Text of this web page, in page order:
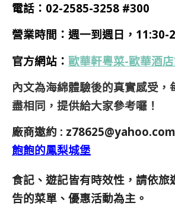
電話： 02-2585-3258 #300
營業時間：週一到週日，11:30-
官方網站： 歐華軒粵菜-歐華酒
內文為海綿體驗後的真實感受，
盡相同，提供給大家參考囉！
廠商邀約 :
飽飽的鳳梨城堡
食記、遊記皆有時效性，請依旅
告的菜單、優惠活動為主。